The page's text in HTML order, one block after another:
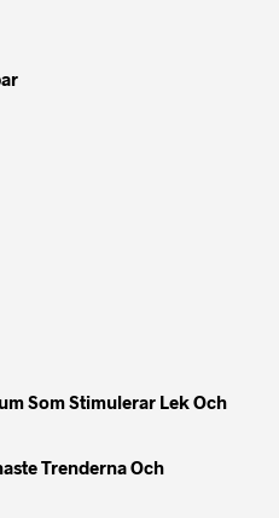
Som Stimulerar Lek Och
Trenderna Och